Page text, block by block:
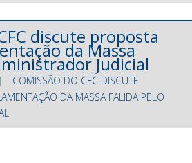
discute proposta
da Massa
Judicial
COMISSÃO DO CFC DISCUTE
DA MASSA FALIDA PELO